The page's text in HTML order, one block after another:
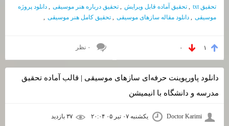
تحقیق txt
, تحقیق آماده قابل ویرایش , تحقیق درباره هنر موسیقی , دانلود پروژه
موسیقی , دانلود مقاله سازهای موسیقی , تحقیق کامل هنر موسیقی ,
۱ ۰ ۰ نظر
دانلود پاورپوینت حرفه‌ای سازهای موسیقی | قالب آماده تحقیق
مدرسه و دانشگاه با انیمیشن
Doctor Karimi یکشنبه ۰۷ تیر ۰۵ ۲۰:۰۴